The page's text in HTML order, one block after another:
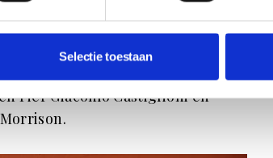
Selectie toestaan
in met producten zoals de UP-
Bambole-zitmeubels van Mario
ontwerpen zoals de
Pier Giacomo Castiglioni en